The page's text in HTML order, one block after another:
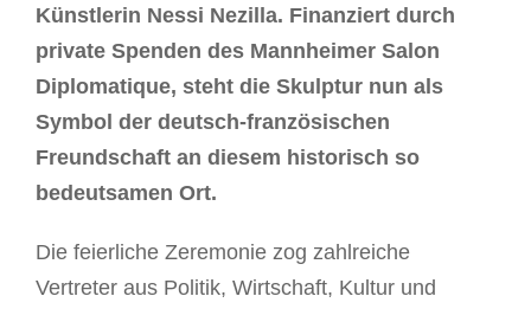
Künstlerin Nessi Nezilla. Finanziert durch
private Spenden des Mannheimer Salon
Diplomatique, steht die Skulptur nun als
Symbol der deutsch-französischen
Freundschaft an diesem historisch so
bedeutsamen Ort.
Die feierliche Zeremonie zog zahlreiche
Vertreter aus Politik, Wirtschaft, Kultur und